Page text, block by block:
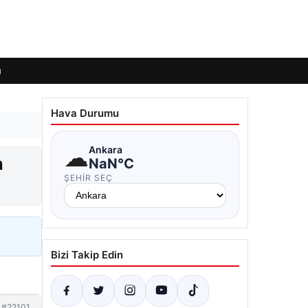
Hava Durumu
☁Ankara
NaN°C
ŞEHIR SEÇ
Bizi Takip Edin